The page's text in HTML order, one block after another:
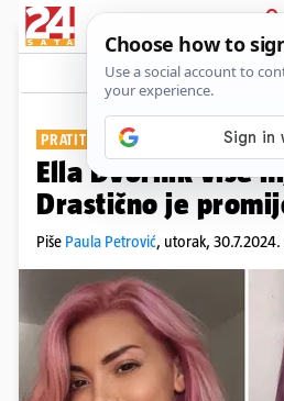
Show
PRATITELJI ODOBRILI
Ella Dvornik više
Drastično je
Piše Paula Petrović, utorak,